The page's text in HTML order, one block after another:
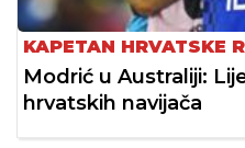
KAPETAN HRVATSKE
Modrić u Australiji:
hrvatskih navijača